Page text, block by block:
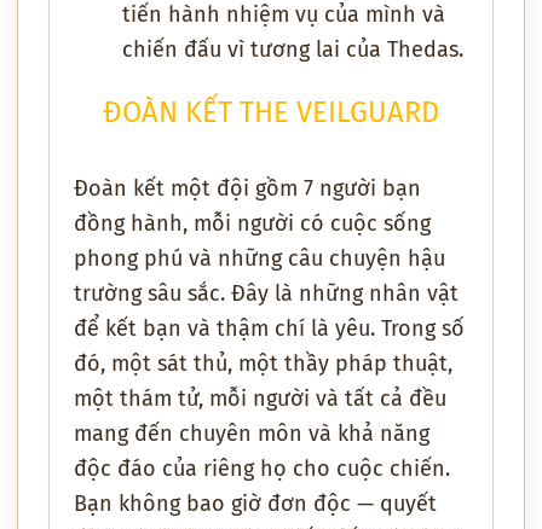
tiến hành nhiệm vụ của mình và
chiến đấu vì tương lai của Thedas.
ĐOÀN KẾT THE VEILGUARD
Đoàn kết một đội gồm 7 người bạn
đồng hành, mỗi người có cuộc sống
phong phú và những câu chuyện hậu
trường sâu sắc. Đây là những nhân vật
để kết bạn và thậm chí là yêu. Trong số
đó, một sát thủ, một thầy pháp thuật,
một thám tử, mỗi người và tất cả đều
mang đến chuyên môn và khả năng
độc đáo của riêng họ cho cuộc chiến.
Bạn không bao giờ đơn độc — quyết